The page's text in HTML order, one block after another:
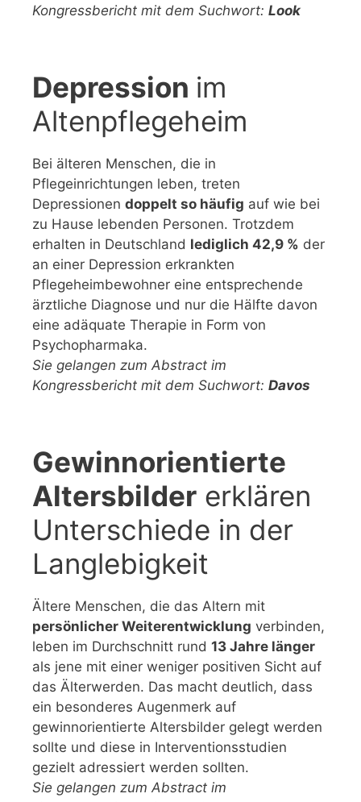
Kongressbericht mit dem Suchwort: Look
Depression im
Altenpflegeheim
Bei älteren Menschen, die in
Pflegeinrichtungen leben, treten
Depressionen doppelt so häufig auf wie bei
zu Hause lebenden Personen. Trotzdem
erhalten in Deutschland lediglich 42,9 % der
an einer Depression erkrankten
Pflegeheimbewohner eine entsprechende
ärztliche Diagnose und nur die Hälfte davon
eine adäquate Therapie in Form von
Psychopharmaka.
Sie gelangen zum Abstract im
Kongressbericht mit dem Suchwort: Davos
Gewinnorientierte
Altersbilder erklären
Unterschiede in der
Langlebigkeit
Ältere Menschen, die das Altern mit
persönlicher Weiterentwicklung verbinden,
leben im Durchschnitt rund 13 Jahre länger
als jene mit einer weniger positiven Sicht auf
das Älterwerden. Das macht deutlich, dass
ein besonderes Augenmerk auf
gewinnorientierte Altersbilder gelegt werden
sollte und diese in Interventionsstudien
gezielt adressiert werden sollten.
Sie gelangen zum Abstract im